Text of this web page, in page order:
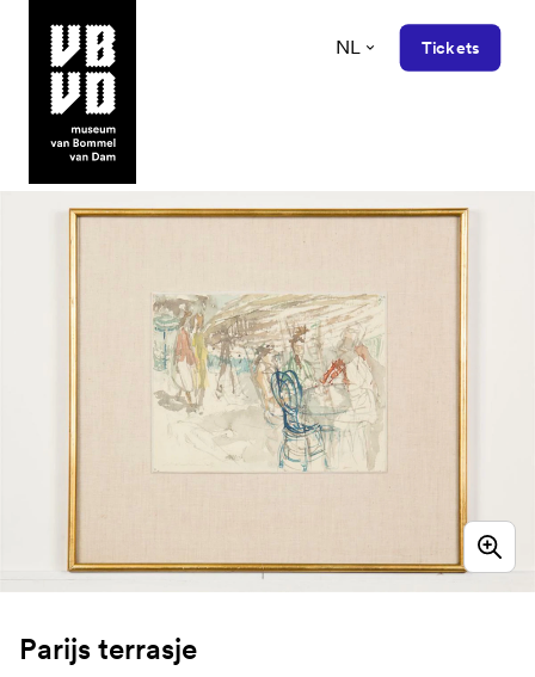
museum van Bommel van Dam
NL Tickets
Parijs terrasje